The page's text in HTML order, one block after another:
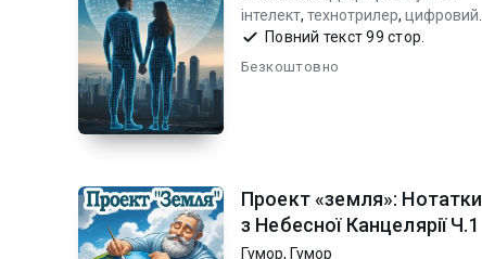
інтелект, технотрилер, цифровий
хоррор
Повний текст 99 стор.
Безкоштовно
Проект «земля»: Нотатки
з Небесної Канцелярії Ч.1
Гумор, Гумор